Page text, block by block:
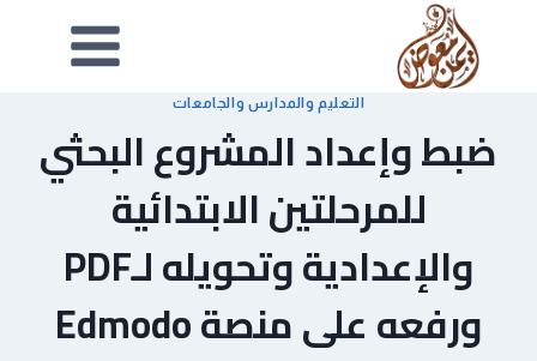
التعليم والمدارس والجامعات
ضبط وإعداد المشروع البحثي
للمرحلتين الابتدائية
والإعدادية وتحويله لـPDF
ورفعه على منصة Edmodo